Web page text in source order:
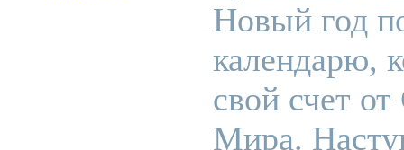
Новый год
календарю,
свой счет
Мира.